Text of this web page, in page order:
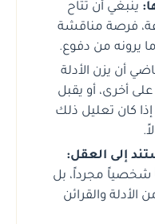
ينبغي أن تتاح
فرصة مناقشة
ما يرونه من دفوع.
أن يزن الأدلة
أخرى، أو يقبل
كان تعليل ذلك
إلى العقل:
شخصياً مجرداً، بل
والقرائن